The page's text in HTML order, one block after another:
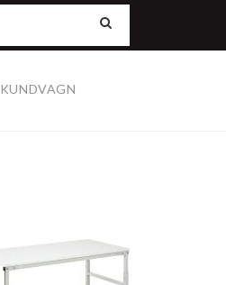
KUNDVAGN